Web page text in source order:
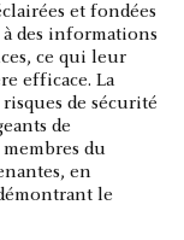
et fondées
à des informations
ce qui leur
efficace. La
de sécurité
de
du
en
le